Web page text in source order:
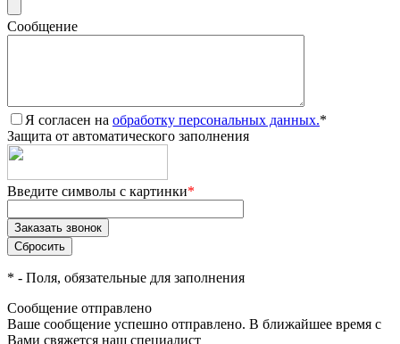
Сообщение
Я согласен на обработку персональных данных.*
Защита от автоматического заполнения
Введите символы с картинки*
* - Поля, обязательные для заполнения
Сообщение отправлено
Ваше сообщение успешно отправлено. В ближайшее время с
Вами свяжется наш специалист